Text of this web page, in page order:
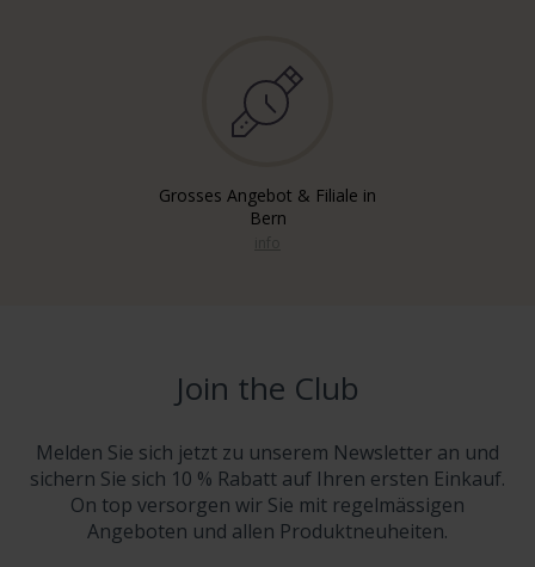
Grosses Angebot & Filiale in
Bern
Join the Club
Melden Sie sich jetzt zu unserem Newsletter an und
sichern Sie sich 10 % Rabatt auf Ihren ersten Einkauf.
On top versorgen wir Sie mit regelmässigen
Angeboten und allen Produktneuheiten.